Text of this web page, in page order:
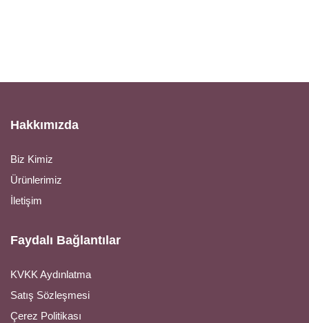
Hakkımızda
Biz Kimiz
Ürünlerimiz
İletişim
Faydalı Bağlantılar
KVKK Aydınlatma
Satış Sözleşmesi
Çerez Politikası